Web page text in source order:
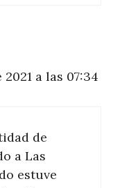
a las 07:34
de
a Las
estuve